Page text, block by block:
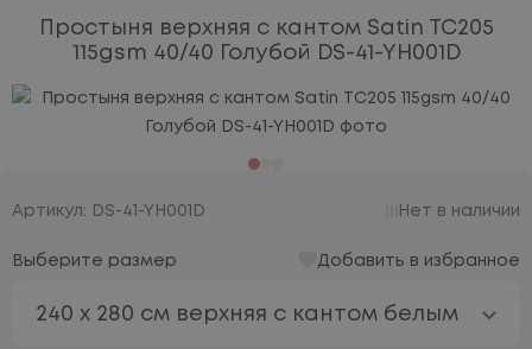
Простыня верхняя с кантом Satin TC205
115gsm 40/40 Голубой DS-41-YH001D
Артикул: DS-41-YH001D Нет в наличии
Выберите размер Добавить в избранное
240 х 280 см верхняя с кантом белым